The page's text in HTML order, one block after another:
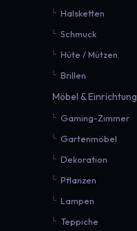
Halsketten
Schmuck
Hüte / Mützen
Brillen
Möbel & Einrichtung
Gaming-Zimmer
Gartenmöbel
Dekoration
Pflanzen
Lampen
Teppiche